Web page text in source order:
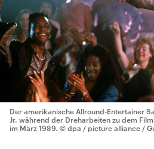
Der amerikanische Allround-Entertainer
Jr. während der Dreharbeiten zu dem Film
im März 1989. © dpa / picture alliance /